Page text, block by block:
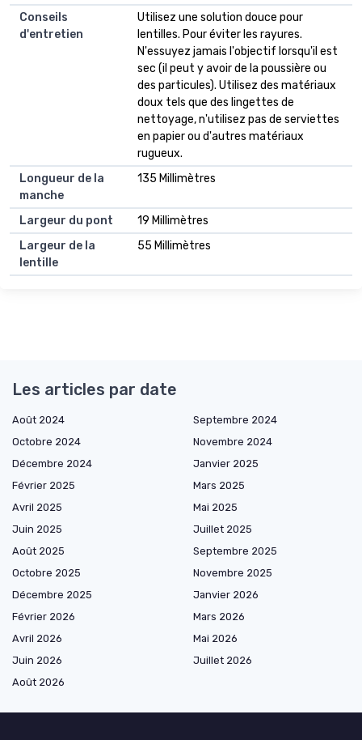
Conseils
d'entretien
Utilisez une solution douce pour
lentilles. Pour éviter les rayures.
N'essuyez jamais l'objectif lorsqu'il est
sec (il peut y avoir de la poussière ou
des particules). Utilisez des matériaux
doux tels que des lingettes de
nettoyage, n'utilisez pas de serviettes
en papier ou d'autres matériaux
rugueux.
Longueur de la
manche
135 Millimètres
Largeur du pont
19 Millimètres
Largeur de la
lentille
55 Millimètres
Les articles par date
Août 2024
Septembre 2024
Octobre 2024
Novembre 2024
Décembre 2024
Janvier 2025
Février 2025
Mars 2025
Avril 2025
Mai 2025
Juin 2025
Juillet 2025
Août 2025
Septembre 2025
Octobre 2025
Novembre 2025
Décembre 2025
Janvier 2026
Février 2026
Mars 2026
Avril 2026
Mai 2026
Juin 2026
Juillet 2026
Août 2026